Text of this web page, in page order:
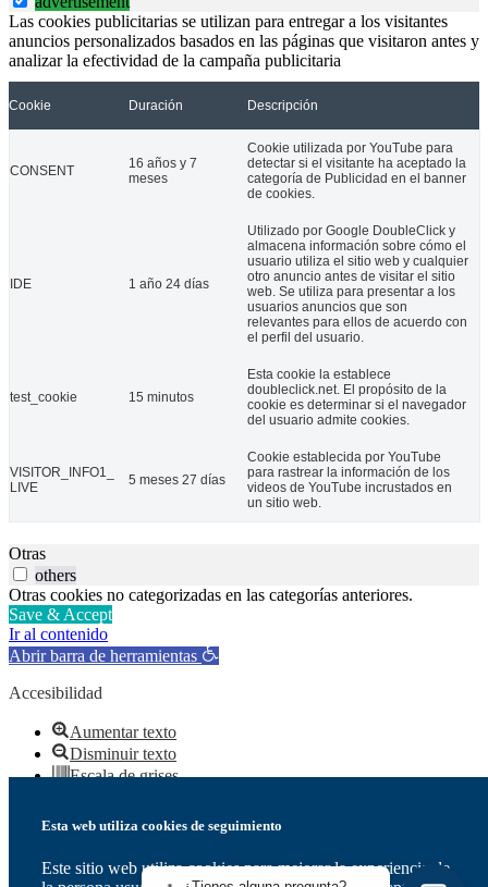
Esta web utiliza cookies de seguimiento
Este sitio web utiliza cookies para mejorar la experiencia de
Las cookies publicitarias se utilizan para entregar a los visitantes
anuncios personalizados basados en las páginas que visitaron antes y
analizar la efectividad de la campaña publicitaria
Cookie Duración Descripción
CONSENT
16 años y 7
meses
Cookie utilizada por YouTube para
detectar si el visitante ha aceptado la
categoría de Publicidad en el banner
de cookies.
IDE 1 año 24 días
Utilizado por Google DoubleClick y
almacena información sobre cómo el
usuario utiliza el sitio web y cualquier
otro anuncio antes de visitar el sitio
web. Se utiliza para presentar a los
usuarios anuncios que son
relevantes para ellos de acuerdo con
el perfil del usuario.
test_cookie 15 minutos
Esta cookie la establece
doubleclick.net. El propósito de la
cookie es determinar si el navegador
del usuario admite cookies.
VISITOR_INFO1_
LIVE
5 meses 27 días
Cookie establecida por YouTube
para rastrear la información de los
videos de YouTube incrustados en
un sitio web.
Otras
others
Otras cookies no categorizadas en las categorías anteriores.
Save & Accept
Ir al contenido
Abrir barra de herramientas
Accesibilidad
Aumentar texto
Disminuir texto
Escala de grises
Contraste negativo
Subrayar enlaces